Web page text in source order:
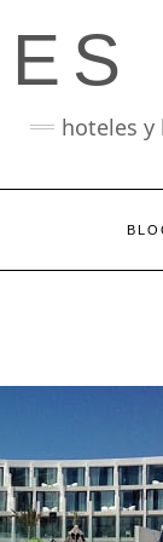
hoteles y